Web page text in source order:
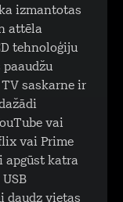
izmantotas
attēla
tehnoloģiju
saskarne ir
vai
vai Prime
apgūst katra
daudz vietas